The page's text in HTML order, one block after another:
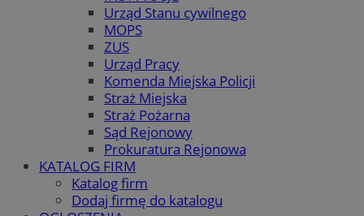
Urząd Stanu cywilnego
MOPS
ZUS
Urząd Pracy
Komenda Miejska Policji
Straż Miejska
Straż Pożarna
Sąd Rejonowy
Prokuratura Rejonowa
KATALOG FIRM
Katalog firm
Dodaj firmę do katalogu